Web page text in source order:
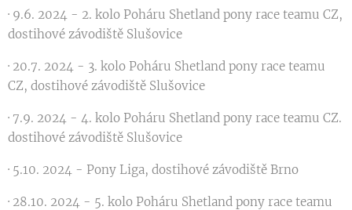
· 9.6. 2024 - 2. kolo Poháru Shetland pony race teamu CZ,
dostihové závodiště Slušovice
· 20.7. 2024 - 3. kolo Poháru Shetland pony race teamu
CZ, dostihové závodiště Slušovice
· 7.9. 2024 - 4. kolo Poháru Shetland pony race teamu CZ.
dostihové závodiště Slušovice
· 5.10. 2024 - Pony Liga, dostihové závodiště Brno
· 28.10. 2024 - 5. kolo Poháru Shetland pony race teamu